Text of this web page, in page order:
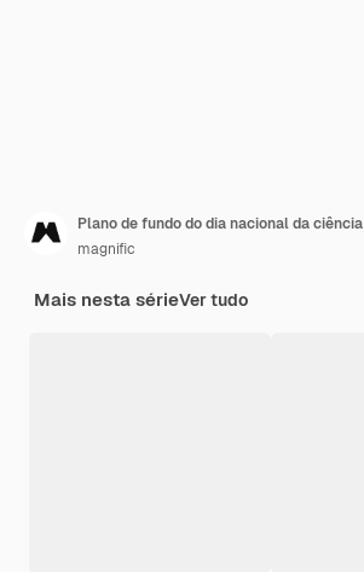
Plano de fundo do dia nacional da ciência
magnific
Mais nesta sérieVer tudo